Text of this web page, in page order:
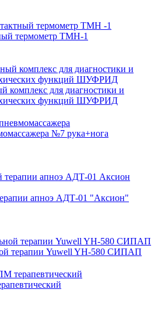
термометр ТМН-1
комплекс для диагностики и
функций ШУФРИД
№7 рука+нога
апноэ АДТ-01 "Аксион"
терапии Yuwell YH-580 СИПАП